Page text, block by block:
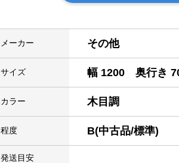
メーカー その他
サイズ 幅 1200 奥行き
カラー 木目調
程度 B(中古品/標準)
発送目安